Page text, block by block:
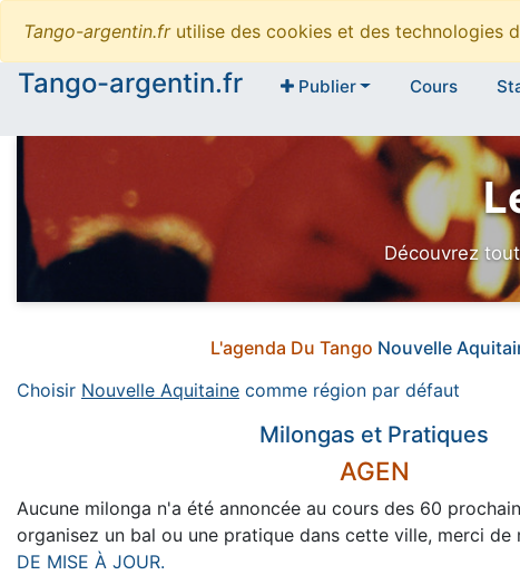
Tango-argentin.frutilise des cookies et des technologies
Tango-argentin.fr
Publier Cours
Découvrez
L'agenda Du Tango Nouvelle
Choisir Nouvelle Aquitaine comme région par défaut
Milongas et Pratiques
AGEN
Aucune milonga n'a été annoncée au cours des 60
organisez un bal ou une pratique dans cette ville, merci de
DE MISE À JOUR.